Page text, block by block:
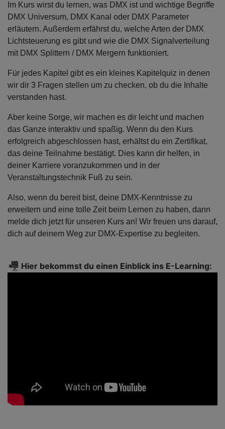
Im Kurs wirst du lernen, was DMX ist und wichtige Begriffe
DMX Universum, DMX Kanal oder DMX Parameter
erläutern. Außerdem erfährst du, welche Arten der DMX
Lichtsteuerung es gibt und wie die DMX Signalverteilung
mit DMX Splittern / DMX Mergern funktioniert.
Für jedes Kapitel gibt es ein kleines Kapitelquiz in denen
wir dir 3 Fragen stellen um zu checken, ob du die Inhalte
verstanden hast.
Aber keine Sorge, wir machen es dir leicht und machen
das Ganze interaktiv und spaßig. Wenn du den Kurs
erfolgreich abgeschlossen hast, erhältst du ein Zertifikat,
das deine Teilnahme bestätigt. Dies kann dir helfen, in
deiner Karriere voranzukommen und in der
Veranstaltungstechnik Fuß zu sein.
Also, wenn du bereit bist, deine DMX-Kenntnisse zu
erweitern und eine tolle Zeit beim Lernen zu haben, dann
melde dich jetzt für unseren Kurs an! Wir freuen uns darauf,
dich auf deinem Weg zur DMX-Expertise zu begleiten.
Hier bekommst du einen Einblick ins E-Learning: